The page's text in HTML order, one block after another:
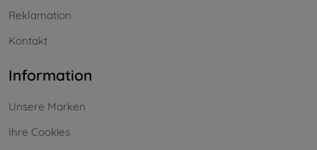
Reklamation
Kontakt
Information
Unsere Marken
Ihre Cookies